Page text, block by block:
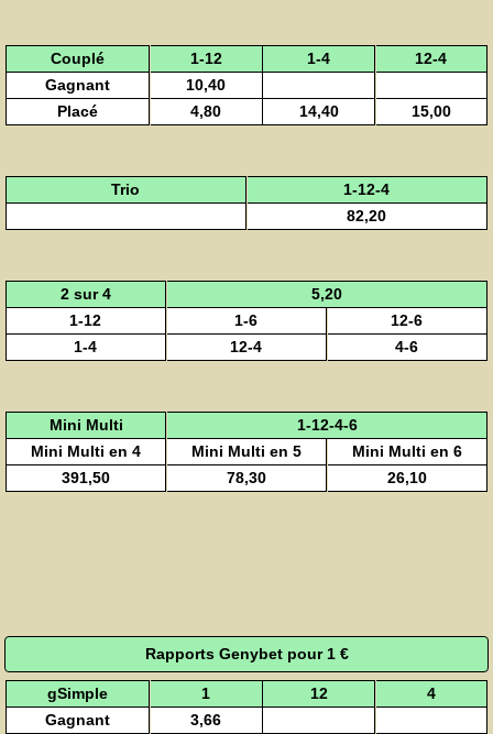
Couplé 1-12 1-4
12-4
Gagnant
10,40
Placé
4,80 14,40 15,00
Trio
1-12-4
82,20
2 sur 4
5,20
1-12
1-6
12-6
1-4
12-4 4-6
Mini Multi
1-12-4-6
Mini Multi en 4
Mini Multi en 5
Mini Multi en 6
391,50
78,30 26,10
Rapports Genybet pour 1 €
gSimple 1 12
4
Gagnant
3,66